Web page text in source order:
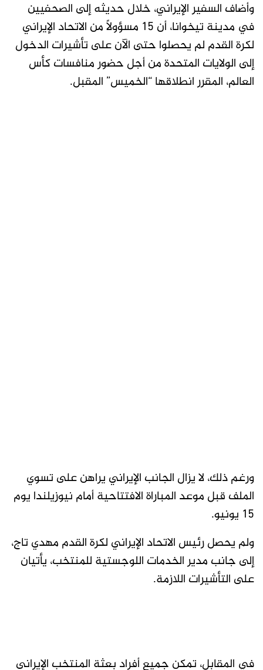
وأضاف السفير الإيراني، خلال حديثه إلى الصحفيين
في مدينة تيخوانا، أن 15 مسؤولاً من الاتحاد الإيراني
لكرة القدم لم يحصلوا حتى الآن على تأشيرات الدخول
إلى الولايات المتحدة من أجل حضور منافسات كأس
العالم، المقرر انطلاقها “الخميس” المقبل.
ورغم ذلك، لا يزال الجانب الإيراني يراهن على تسوي
الملف قبل موعد المباراة الافتتاحية أمام نيوزيلندا يوم
15 يونيو.
ولم يحصل رئيس الاتحاد الإيراني لكرة القدم مهدي تاج،
إلى جانب مدير الخدمات اللوجستية للمنتخب، يأتيان
على التأشيرات اللازمة.
في المقابل، تمكن جميع أفراد بعثة المنتخب الإيراني